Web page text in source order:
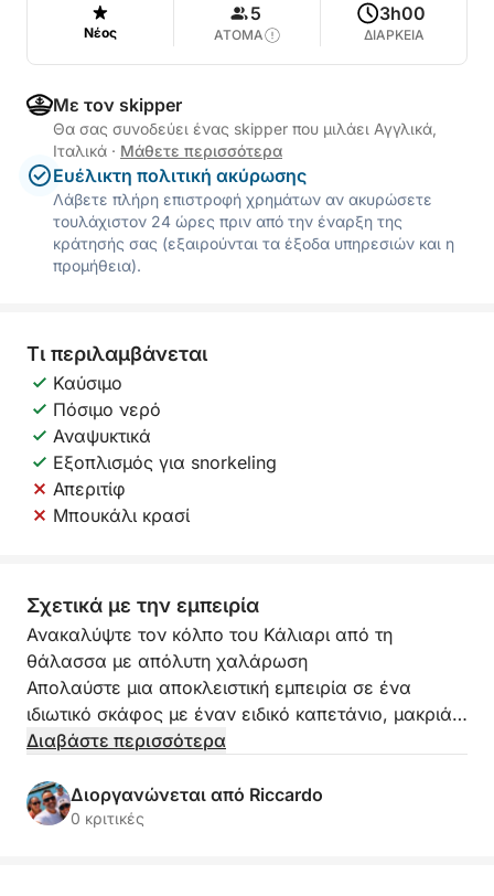
Νέος
5
ΑΤΟΜΑ
3h00
ΔΙΑΡΚΕΙΑ
Με τον skipper
Θα σας συνοδεύει ένας skipper που μιλάει Αγγλικά,
Ιταλικά · Μάθετε περισσότερα
Ευέλικτη πολιτική ακύρωσης
Λάβετε πλήρη επιστροφή χρημάτων αν ακυρώσετε
τουλάχιστον 24 ώρες πριν από την έναρξη της
κράτησής σας (εξαιρούνται τα έξοδα υπηρεσιών και η
προμήθεια).
Τι περιλαμβάνεται
Καύσιμο
Πόσιμο νερό
Αναψυκτικά
Εξοπλισμός για snorkeling
Απεριτίφ
Μπουκάλι κρασί
Σχετικά με την εμπειρία
Ανακαλύψτε τον κόλπο του Κάλιαρι από τη
θάλασσα με απόλυτη χαλάρωση
Απολαύστε μια αποκλειστική εμπειρία σε ένα
ιδιωτικό σκάφος με έναν ειδικό καπετάνιο, μακριά
από τα πλήθη και τις παραδοσιακές
Σε 3 ώρες, θα εξερευνήσετε μερικές από τις πιο
όμορφες περιοχές του κόλπου του Κάλιαρι,
Διαβάστε περισσότερα
Διοργανώνεται από Riccardo
0 κριτικές